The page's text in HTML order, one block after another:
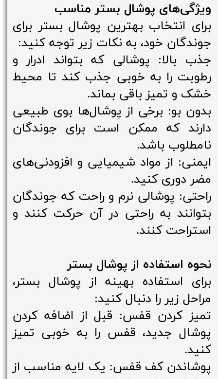
ویژگی‌های پوشال بستر مناسب
برای انتخاب بهترین پوشال بستر برای
جوندگان خود، به نکات زیر توجه کنید:
جذب بالا: پوشالی که بتواند ادرار و
رطوبت را به خوبی جذب کند تا محیط
خشک و تمیز باقی بماند.
بدون بو: برخی از پوشال‌ها بوی طبیعی
دارند که ممکن است برای جوندگان
نامطلوب باشد.
ایمنی: از مواد شیمیایی و افزودنی‌های
مضر دوری کنید.
راحتی: پوشالی نرم و راحت که جوندگان
بتوانند به راحتی در آن حرکت کنند و
استراحت کنند.
نحوه استفاده از پوشال بستر
برای استفاده بهینه از پوشال بستر،
مراحل زیر را دنبال کنید:
تمیز کردن قفس: قبل از اضافه کردن
پوشال جدید، قفس را به خوبی تمیز
کنید.
پوشاندن کف قفس: یک لایه مناسب از